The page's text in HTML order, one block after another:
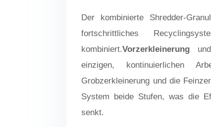
Der kombinierte Shredder-
fortschrittliches
kombiniert.Vorzerkleinerung
einzigen, kontinuierlichen
Grobzerkleinerung und die
System beide Stufen, was die
senkt.